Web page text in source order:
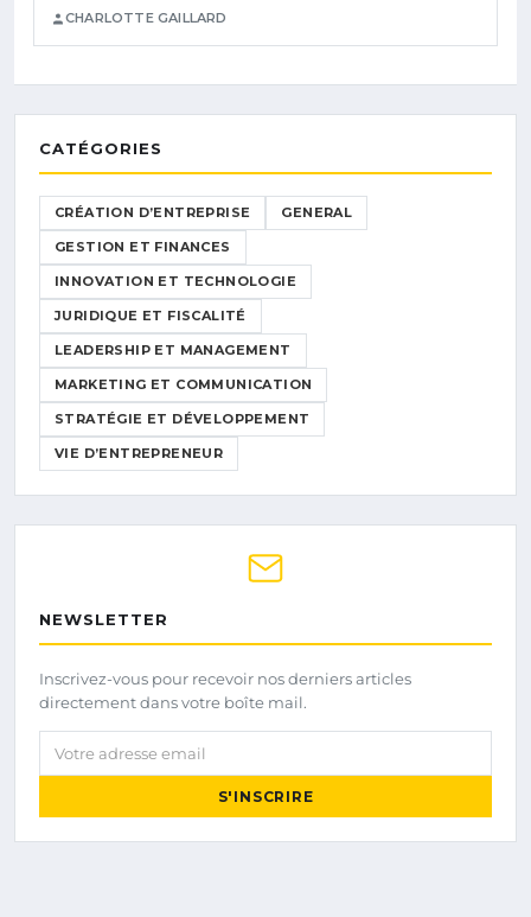
CHARLOTTE GAILLARD
CATÉGORIES
CRÉATION D’ENTREPRISE GENERAL
GESTION ET FINANCES
INNOVATION ET TECHNOLOGIE
JURIDIQUE ET FISCALITÉ
LEADERSHIP ET MANAGEMENT
MARKETING ET COMMUNICATION
STRATÉGIE ET DÉVELOPPEMENT
VIE D’ENTREPRENEUR
NEWSLETTER
Inscrivez-vous pour recevoir nos derniers articles
directement dans votre boîte mail.
Votre adresse email
S'INSCRIRE